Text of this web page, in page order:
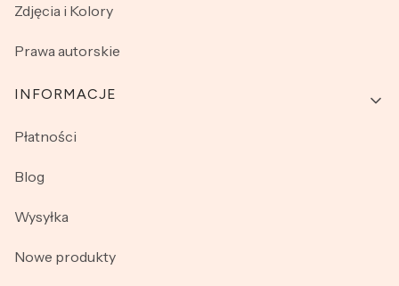
Zdjęcia i Kolory
Prawa autorskie
INFORMACJE
Płatności
Blog
Wysyłka
Nowe produkty